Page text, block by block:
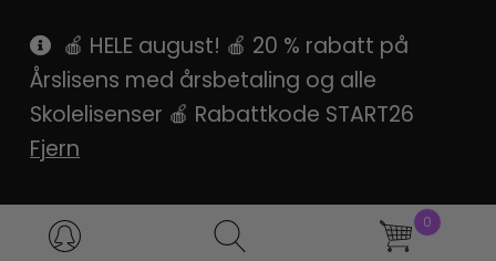
Pinterest
SnapChat
Products
search
0
🍎 HELE august! 🍎 20 % rabatt på
Årslisens med årsbetaling og alle
Skolelisenser 🍎 Rabattkode START26
Fjern